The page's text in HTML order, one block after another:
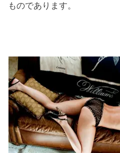
ものであります。